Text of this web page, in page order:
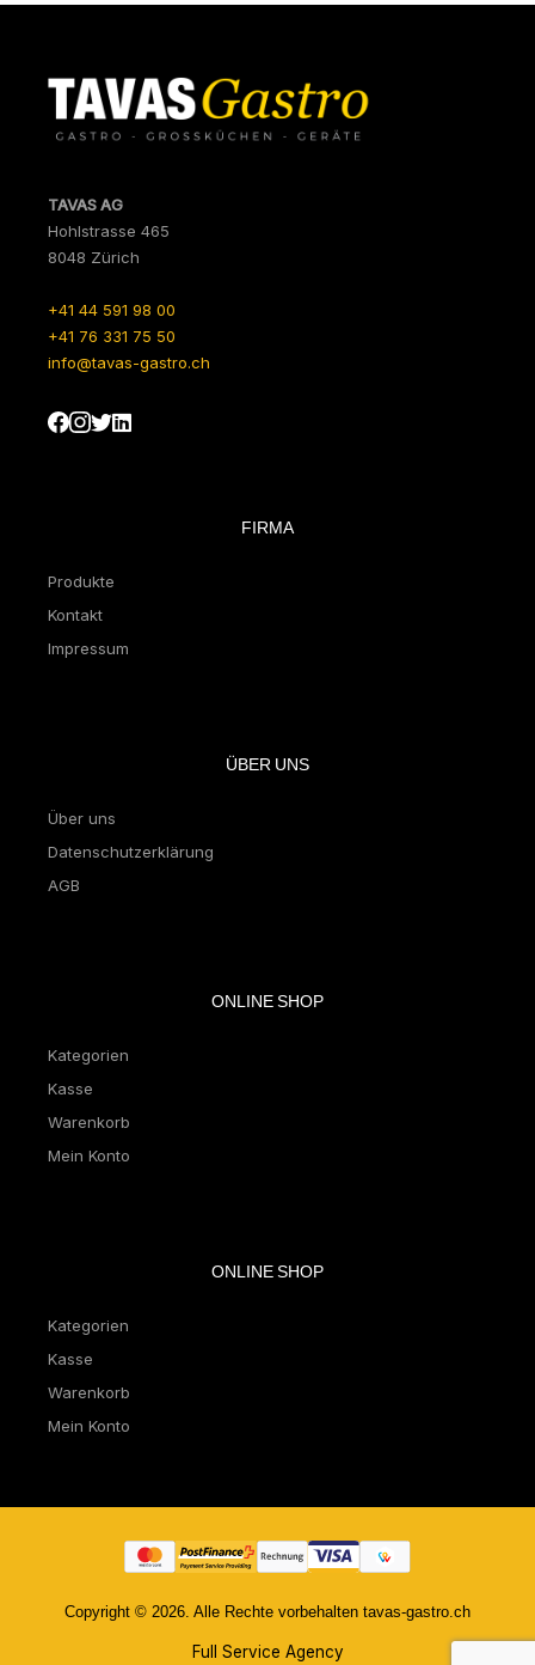
TAVAS AG
Hohlstrasse 465
8048 Zürich
+41 44 591 98 00
+41 76 331 75 50
info@tavas-gastro.ch
FIRMA
Produkte
Kontakt
Impressum
ÜBER UNS
Über uns
Datenschutzerklärung
AGB
ONLINE SHOP
Kategorien
Kasse
Warenkorb
Mein Konto
ONLINE SHOP
Kategorien
Kasse
Warenkorb
Mein Konto
Copyright © 2026. Alle Rechte vorbehalten tavas-gastro.ch
Full Service Agency